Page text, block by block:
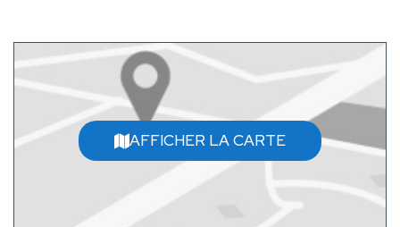
AFFICHER LA CARTE